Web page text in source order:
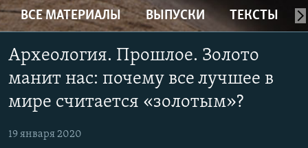
к
основному
Вернутся
навигации
Вернутся
АВТОРСКИЕ ПРОЕКТЫ
ЦИТАТЫ СВОБОДЫ
МНЕНИЯ
КУЛЬТУРА
IDEL.РЕАЛИИ
КАВКАЗ.РЕАЛИИ
ВСЕ МАТЕРИАЛЫ ВЫПУСКИ ТЕКСТЫ
Археология. Прошлое. Золото
манит нас: почему все лучшее в
мире считается «золотым»?
19 января 2020